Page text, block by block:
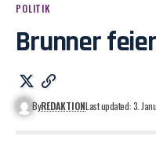
POLITIK
Brunner
ByREDAKTIONLast updated: 3.